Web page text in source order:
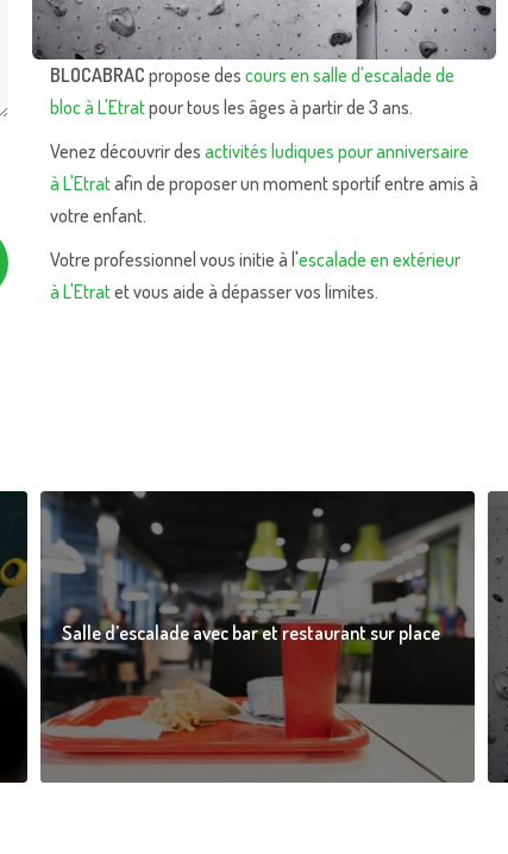
BLOCABRAC propose des cours en salle d'escalade de
bloc à L'Etratpour tous les âges à partir de 3 ans.
Venez découvrir des activités ludiques pour anniversaire
à L'Etratafin de proposer un moment sportif entre amis à
votre enfant.
Votre professionnel vous initie à l'escalade en extérieur
à L'Etratet vous aide à dépasser vos limites.
Salle d’escalade avec bar et restaurant sur place